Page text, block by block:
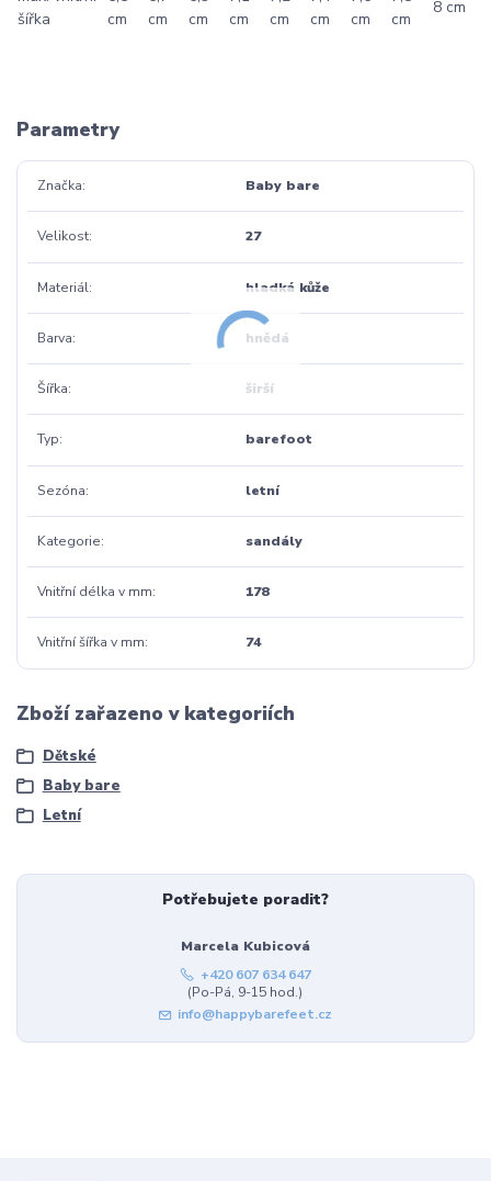
šířka
cm
cm
cm
cm
cm
cm
cm
cm
8 cm
Parametry
Značka Baby bare
Velikost 27
Materiál hladká kůže
Barva hnědá
Šířka širší
Typ barefoot
Sezóna letní
Kategorie sandály
Vnitřní délka v mm 178
Vnitřní šířka v mm 74
Zboží zařazeno v kategoriích
Dětské
Baby bare
Letní
Potřebujete poradit?
Marcela Kubicová
+420 607 634 647
(Po-Pá, 9-15 hod.)
info@happybarefeet.cz